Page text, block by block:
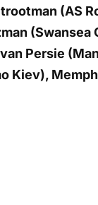
(AS
Persie
Kiev),